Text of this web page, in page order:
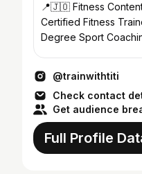
📍🇯🇴 Fitness Content Based On Science🧬 🔖
Certified Fitness Trainer
@trainwithtiti
Check contact
Get audience
Full Profile